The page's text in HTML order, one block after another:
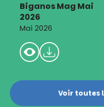
Biganos Mag Mai
2026
Mai 2026
Voir toutes